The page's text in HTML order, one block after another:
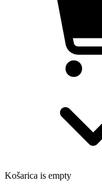
Košarica is empty